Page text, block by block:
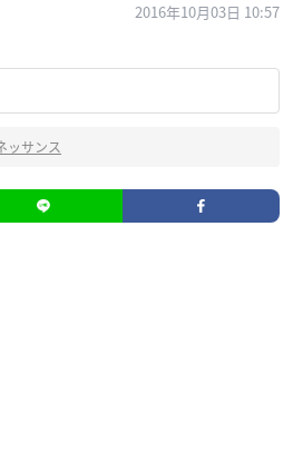
2016年10月03日 10:57
ッサンス